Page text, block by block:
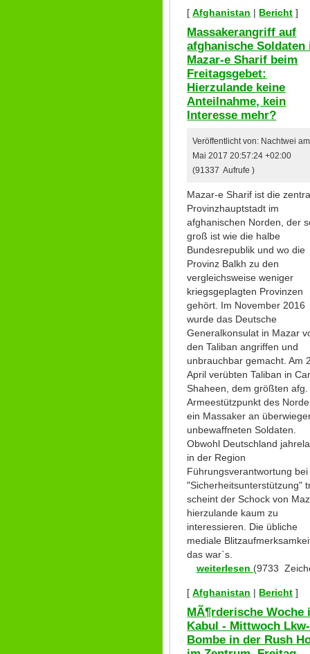
[Afghanistan | Bericht ]
Massakerangriff auf
afghanische Soldaten
Mazar-e Sharif beim
Freitagsgebet:
Hierzulande keine
Anteilnahme, kein
Interesse mehr?
Veröffentlicht von: Nachtwei
Mai 2017 20:57:24 +02:00
(91337 Aufrufe )
Mazar-e Sharif ist die
Provinzhauptstadt im
afghanischen Norden, der
groß ist wie die halbe
Bundesrepublik und wo die
Provinz Balkh zu den
vergleichsweise weniger
kriegsgeplagten Provinzen
gehört. Im November 2016
wurde das Deutsche
Generalkonsulat in Mazar
den Taliban angriffen und
unbrauchbar gemacht. Am
April verübten Taliban in
Shaheen, dem größten afg.
Armeestützpunkt des
ein Massaker an
unbewaffneten Soldaten.
Obwohl Deutschland
in der Region
Führungsverantwortung
"Sicherheitsunterstützung"
scheint der Schock von
hierzulande kaum zu
interessieren. Die übliche
mediale
das war`s.
weiterlesen (9733
[Afghanistan | Bericht ]
MÃ¶rderische Woche
Kabul - Mittwoch Lkw-
Bombe in der Rush